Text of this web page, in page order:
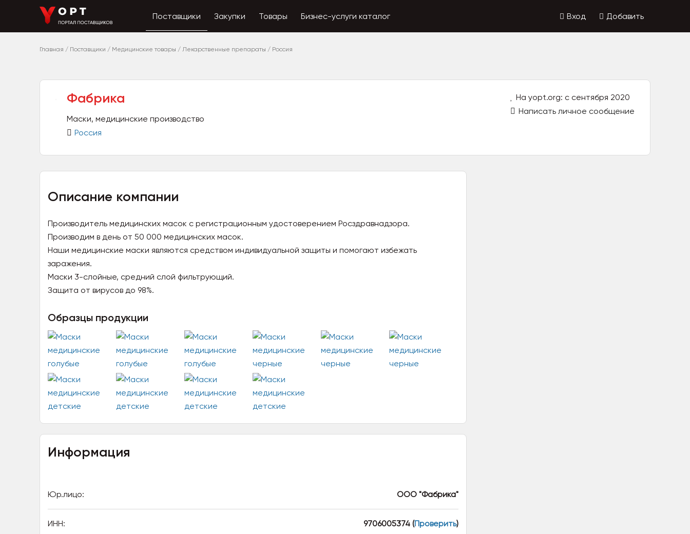
Поставщики Закупки Товары Бизнес-услуги каталог Вход Добавить
Главная / Поставщики / Медицинские товары / Лекарственные препараты / Россия
Фабрика
Маски, медицинские производство
Россия
На yopt.org: с сентября 2020
Написать личное сообщение
Описание компании
Производитель медицинских масок с регистрационным удостоверением Росздравнадзора.
Производим в день от 50 000 медицинских масок.
Наши медицинские маски являются средством индивидуальной защиты и помогают избежать
заражения.
Маски 3-слойные, средний слой фильтрующий.
Защита от вирусов до 98%.
Образцы продукции
Информация
Юр.лицо: ООО "Фабрика"
ИНН: 9706005374(Проверить)